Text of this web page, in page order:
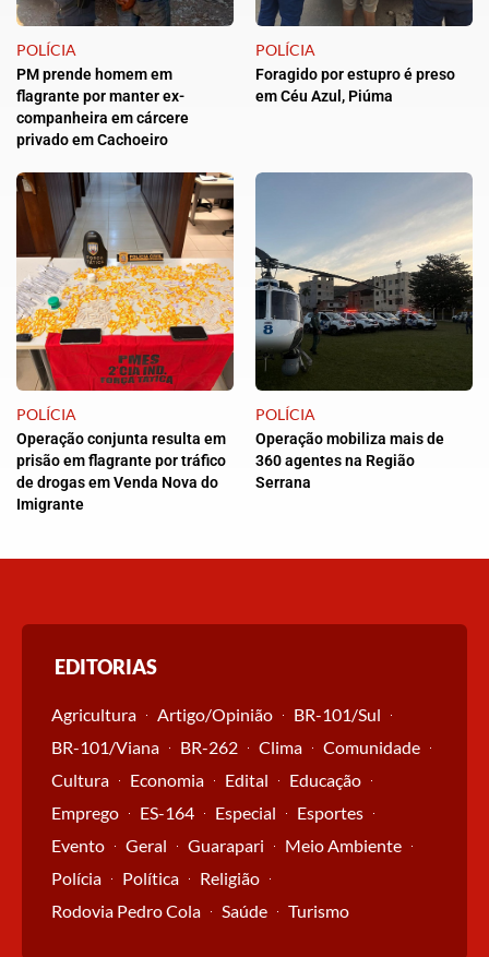
POLÍCIA
PM prende homem em
flagrante por manter ex-
companheira em cárcere
privado em Cachoeiro
POLÍCIA
Foragido por estupro é preso
em Céu Azul, Piúma
POLÍCIA
Operação conjunta resulta em
prisão em flagrante por tráfico
de drogas em Venda Nova do
Imigrante
POLÍCIA
Operação mobiliza mais de
360 agentes na Região
Serrana
EDITORIAS
Agricultura Artigo/Opinião
BR-101/Sul
BR-101/Viana
BR-262 Clima
Comunidade
Cultura
Economia Edital
Educação
Emprego
ES-164 Especial
Esportes
Evento
Geral Guarapari
Meio Ambiente
Polícia
Política
Religião
Rodovia Pedro Cola
Saúde Turismo